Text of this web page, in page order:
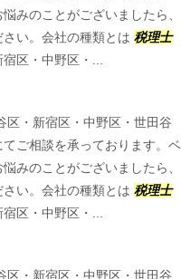
みのことがございましたら、
い。会社の種類とは 税理士
区・中野区・...
区・新宿区・中野区・世田谷
ご相談を承っております。ベ
みのことがございましたら、
い。会社の種類とは 税理士
区・中野区・...
区・新宿区・中野区・世田谷